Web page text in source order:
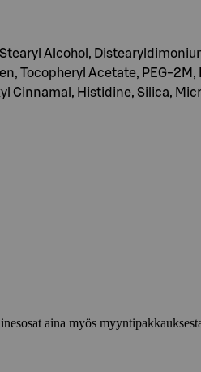
Alcohol,
Tocopheryl Acetate, PEG-
Cinnamal, Histidine, Silica,
aina myös